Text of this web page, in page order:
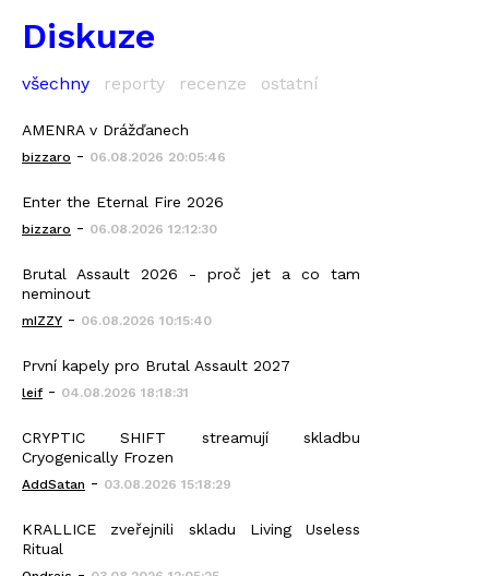
Diskuze
všechny reporty recenze ostatní
AMENRA v Drážďanech
bizzaro - 06.08.2026 20:05:46
Enter the Eternal Fire 2026
bizzaro - 06.08.2026 12:12:30
Brutal Assault 2026 - proč jet a co tam
neminout
mIZZY - 06.08.2026 10:15:40
První kapely pro Brutal Assault 2027
leif - 04.08.2026 18:18:31
CRYPTIC SHIFT streamují skladbu
Cryogenically Frozen
AddSatan - 03.08.2026 15:18:29
KRALLICE zveřejnili skladu Living Useless
Ritual